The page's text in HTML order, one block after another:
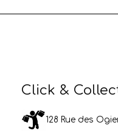
Click &
128 Rue des